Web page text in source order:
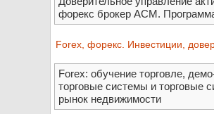
форекс брокер АСМ.
Forex, форекс. Инвестиции,
Forex: обучение торговле,
торговые системы и торговые
рынок недвижимости